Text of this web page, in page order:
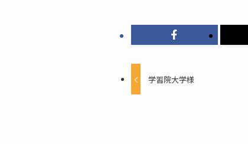
学習院大学様